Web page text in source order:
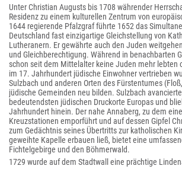
Unter Christian Augusts bis 1708 währender
Residenz zu einem kulturellen Zentrum von
1644 regierende Pfalzgraf führte 1652 das
Deutschland fast einzigartige Gleichstellung von
Lutheranern. Er gewährte auch den Juden
und Gleichberechtigung. Während in benachbarten
schon seit dem Mittelalter keine Juden mehr lebten
im 17. Jahrhundert jüdische Einwohner vertrieben
Sulzbach und anderen Orten des Fürstentumes
jüdische Gemeinden neu bilden. Sulzbach
bedeutendsten jüdischen Druckorte Europas und
Jahrhundert hinein. Der nahe Annaberg, zu dem
Kreuzstationen emporführt und auf dessen Gipfel
zum Gedächtnis seines Übertritts zur katholischen
geweihte Kapelle erbauen ließ, bietet eine
Fichtelgebirge und den Böhmerwald.
1729 wurde auf dem Stadtwall eine prächtige